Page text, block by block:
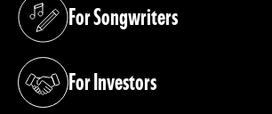
For Songwriters
(opens in a new tab)
For Investors
(opens in a new tab)